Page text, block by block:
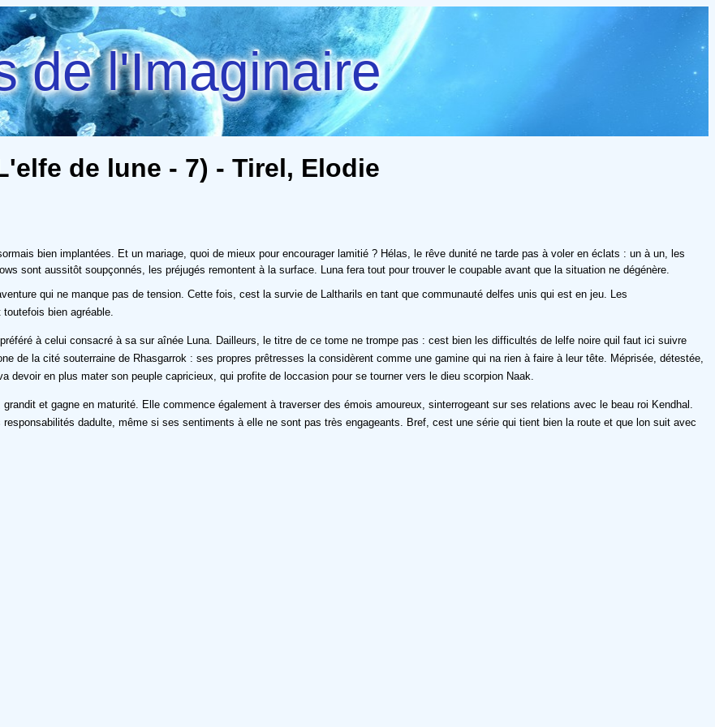
de l'Imaginaire
de lune - 7) - Tirel, Elodie
bien implantées. Et un mariage, quoi de mieux pour encourager lamitié ? Hélas, le rêve dunité ne tarde pas à voler en éclats : un à un, les
sont aussitôt soupçonnés, les préjugés remontent à la surface. Luna fera tout pour trouver le coupable avant que la situation ne dégénère.
qui ne manque pas de tension. Cette fois, cest la survie de Laltharils en tant que communauté delfes unis qui est en jeu. Les
bien agréable.
à celui consacré à sa sur aînée Luna. Dailleurs, le titre de ce tome ne trompe pas : cest bien les difficultés de lelfe noire quil faut ici suivre
de la cité souterraine de Rhasgarrok : ses propres prêtresses la considèrent comme une gamine qui na rien à faire à leur tête. Méprisée, détestée,
en plus mater son peuple capricieux, qui profite de loccasion pour se tourner vers le dieu scorpion Naak.
et gagne en maturité. Elle commence également à traverser des émois amoureux, sinterrogeant sur ses relations avec le beau roi Kendhal.
dadulte, même si ses sentiments à elle ne sont pas très engageants. Bref, cest une série qui tient bien la route et que lon suit avec